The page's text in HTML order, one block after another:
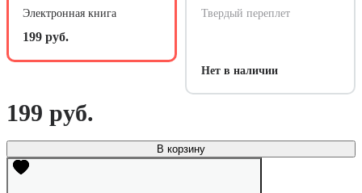
Электронная книга
199 руб.
Твердый переплет
Нет в наличии
199 руб.
В корзину